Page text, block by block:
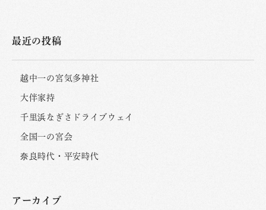
最近の投稿
越中一の宮気多神社
大伴家持
千里浜なぎさドライブウェイ
全国一の宮会
奈良時代・平安時代
アーカイブ